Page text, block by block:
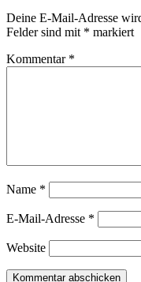
Deine E-Mail-Adresse
Felder sind mit * markiert
Kommentar *
Name *
E-Mail-Adresse *
Website